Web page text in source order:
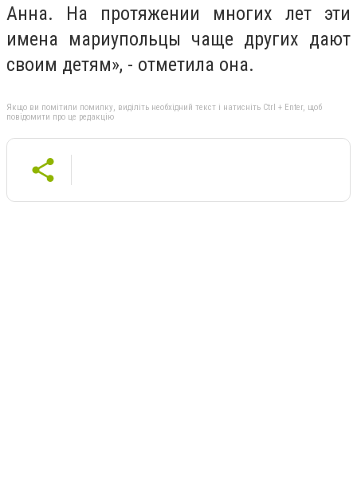
Анна. На протяжении многих лет эти
имена мариупольцы чаще других дают
своим детям», - отметила она.
Якщо ви помітили помилку, виділіть необхідний текст і натисніть Ctrl + Enter, щоб
повідомити про це редакцію